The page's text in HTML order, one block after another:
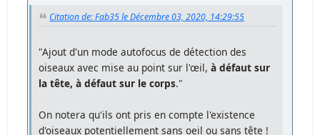
Citation de: Fab35 le Décembre 03, 2020, 14:29:55
"Ajout d'un mode autofocus de détection des
oiseaux avec mise au point sur l'œil,à défaut sur
la tête, à défaut sur le corps."
On notera qu'ils ont pris en compte l'existence
d'oiseaux potentiellement sans oeil ou sans tête !